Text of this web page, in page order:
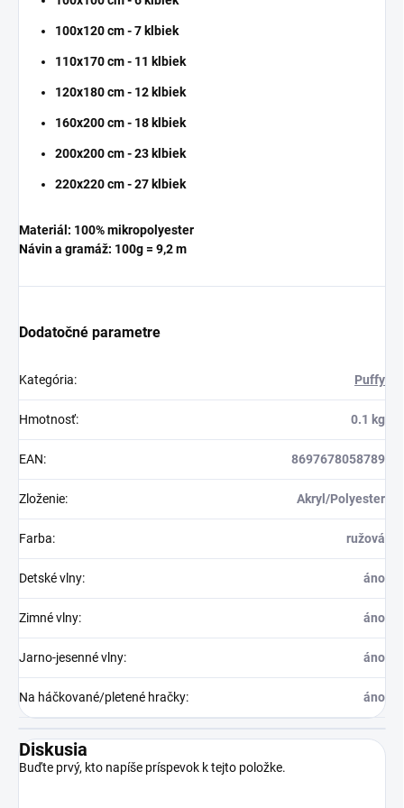
100x120 cm - 7 klbiek
110x170 cm - 11 klbiek
120x180 cm - 12 klbiek
160x200 cm - 18 klbiek
200x200 cm - 23 klbiek
220x220 cm - 27 klbiek
Materiál: 100%mikropolyester
Návin a gramáž: 100g = 9,2 m
Dodatočné parametre
Kategória: Puffy
Hmotnosť: 0.1 kg
EAN: 8697678058789
Zloženie: Akryl/Polyester
Farba: ružová
Detské vlny: áno
Zimné vlny: áno
Jarno-jesenné vlny: áno
Na háčkované/pletené hračky: áno
Diskusia
Buďte prvý, kto napíše príspevok k tejto položke.